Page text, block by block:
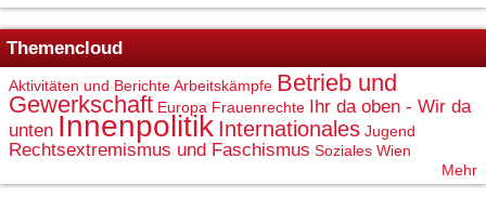
Themencloud
Aktivitäten und BerichteArbeitskämpfe Betrieb und
Gewerkschaft Europa Frauenrechte Ihr da oben - Wir da
unten Innenpolitik Internationales Jugend
Rechtsextremismus und Faschismus Soziales Wien
Mehr